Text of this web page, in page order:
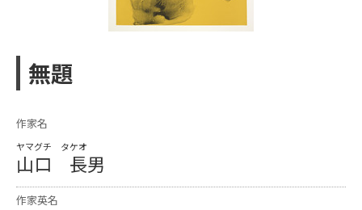
無題
作家名
ヤマグチ タケオ
山口 長男
作家英名